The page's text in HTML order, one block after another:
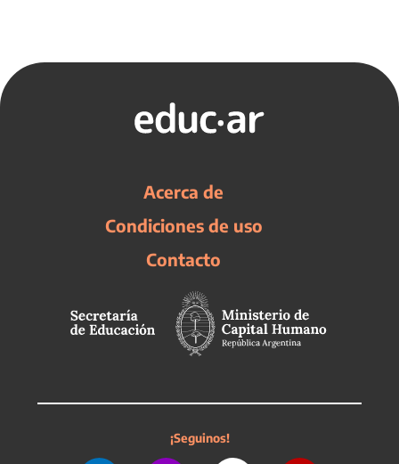
Acerca de
Condiciones de uso
Contacto
¡Seguinos!